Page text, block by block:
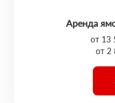
Аренда
от 13
от 2